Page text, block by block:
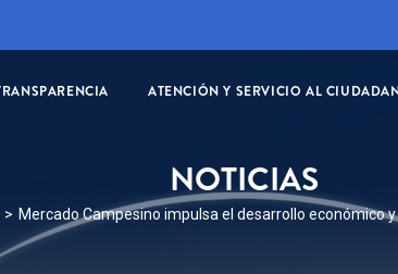
ATENCIÓN Y SERVICIO AL
NOTICIAS
Mercado Campesino impulsa el desarrollo económico